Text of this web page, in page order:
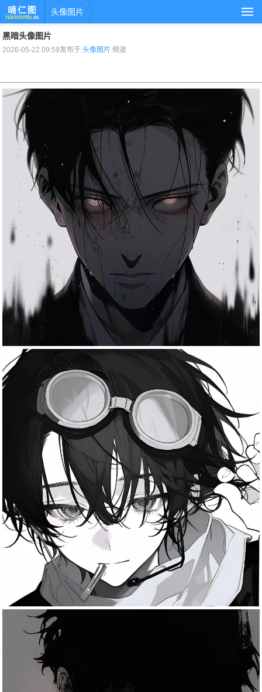
头像图片
黑暗头像图片
2026-05-22 09:59发布于头像图片 频道